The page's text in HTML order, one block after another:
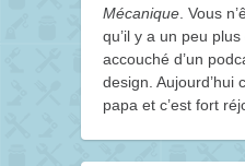
Mécanique . Vous
qu’il y a un peu
accouché d’un
design. Aujourd’hui
papa et c’est fort